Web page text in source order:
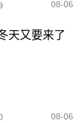
08-06
天又要来了
08-06